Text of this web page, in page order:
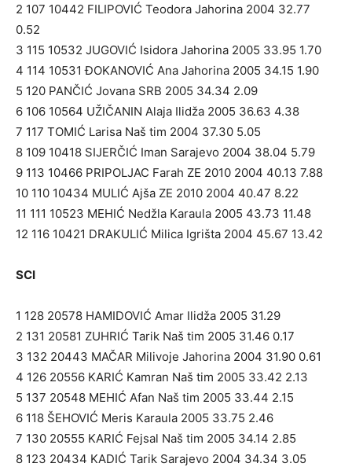
2 107 10442 FILIPOVIĆ Teodora Jahorina 2004 32.77
0.52
3 115 10532 JUGOVIĆ Isidora Jahorina 2005 33.95 1.70
4 114 10531 ĐOKANOVIĆ Ana Jahorina 2005 34.15 1.90
5 120 PANČIĆ Jovana SRB 2005 34.34 2.09
6 106 10564 UŽIČANIN Alaja Ilidža 2005 36.63 4.38
7 117 TOMIĆ Larisa Naš tim 2004 37.30 5.05
8 109 10418 SIJERČIĆ Iman Sarajevo 2004 38.04 5.79
9 113 10466 PRIPOLJAC Farah ZE 2010 2004 40.13 7.88
10 110 10434 MULIĆ Ajša ZE 2010 2004 40.47 8.22
11 111 10523 MEHIĆ Nedžla Karaula 2005 43.73 11.48
12 116 10421 DRAKULIĆ Milica Igrišta 2004 45.67 13.42
SCI
1 128 20578 HAMIDOVIĆ Amar Ilidža 2005 31.29
2 131 20581 ZUHRIĆ Tarik Naš tim 2005 31.46 0.17
3 132 20443 MAČAR Milivoje Jahorina 2004 31.90 0.61
4 126 20556 KARIĆ Kamran Naš tim 2005 33.42 2.13
5 137 20548 MEHIĆ Afan Naš tim 2005 33.44 2.15
6 118 ŠEHOVIĆ Meris Karaula 2005 33.75 2.46
7 130 20555 KARIĆ Fejsal Naš tim 2005 34.14 2.85
8 123 20434 KADIĆ Tarik Sarajevo 2004 34.34 3.05